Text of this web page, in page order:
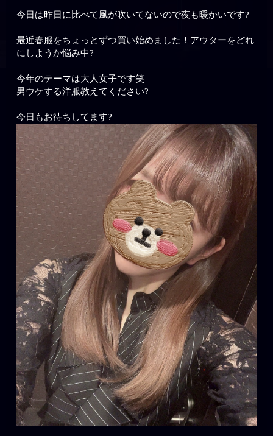
今日は昨日に比べて風が吹いてないので夜も暖かいです?
最近春服をちょっとずつ買い始めました！アウターをどれ
にしようか悩み中?
今年のテーマは大人女子です笑
男ウケする洋服教えてください?
今日もお待ちしてます?